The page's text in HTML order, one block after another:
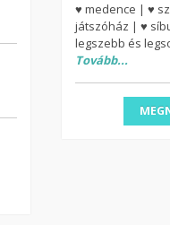
♥ medence | ♥
játszóház | ♥
legszebb és
Tovább...